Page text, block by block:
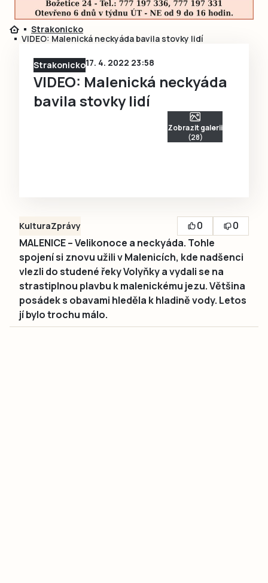
Strakonicko
VIDEO: Malenická neckyáda bavila stovky lidí
Strakonicko17. 4. 2022 23:58
VIDEO: Malenická neckyáda
bavila stovky lidí
Zobrazit galerii
(28)
KulturaZprávy 0
0
MALENICE – Velikonoce a neckyáda. Tohle
spojení si znovu užili v Malenicích, kde nadšenci
vlezli do studené řeky Volyňky a vydali se na
strastiplnou plavbu k malenickému jezu. Většina
posádek s obavami hleděla k hladině vody. Letos
jí bylo trochu málo.